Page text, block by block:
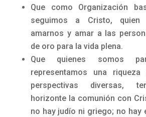
Que como Organización
seguimos a Cristo,
amarnos y amar a las
de oro para la vida plena.
Que quienes somos
representamos una
perspectivas diversas,
horizonte la comunión con
no hay judío ni griego; no hay